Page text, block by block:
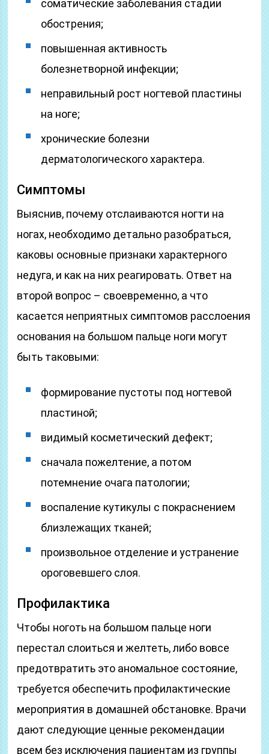
соматические заболевания стадии
обострения;
повышенная активность
болезнетворной инфекции;
неправильный рост ногтевой пластины
на ноге;
хронические болезни
дерматологического характера.
Симптомы
Выяснив, почему отслаиваются ногти на
ногах, необходимо детально разобраться,
каковы основные признаки характерного
недуга, и как на них реагировать. Ответ на
второй вопрос – своевременно, а что
касается неприятных симптомов расслоения
основания на большом пальце ноги могут
быть таковыми:
формирование пустоты под ногтевой
пластиной;
видимый косметический дефект;
сначала пожелтение, а потом
потемнение очага патологии;
воспаление кутикулы с покраснением
близлежащих тканей;
произвольное отделение и устранение
ороговевшего слоя.
Профилактика
Чтобы ноготь на большом пальце ноги
перестал слоиться и желтеть, либо вовсе
предотвратить это аномальное состояние,
требуется обеспечить профилактические
мероприятия в домашней обстановке. Врачи
дают следующие ценные рекомендации
всем без исключения пациентам из группы